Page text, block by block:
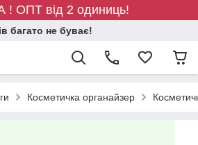
! ОПТ від 2 одиниць!
багато не буває!
Косметичка органайзер